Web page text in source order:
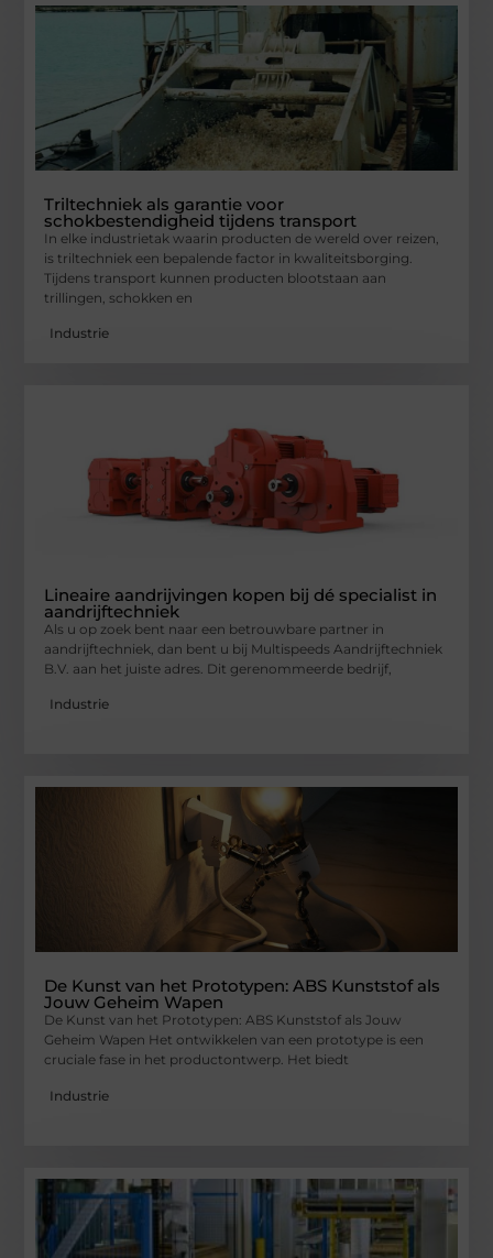
Triltechniek als garantie voor
schokbestendigheid tijdens transport
In elke industrietak waarin producten de wereld over reizen,
is triltechniek een bepalende factor in kwaliteitsborging.
Tijdens transport kunnen producten blootstaan aan
trillingen, schokken en
Industrie
Lineaire aandrijvingen kopen bij dé specialist in
aandrijftechniek
Als u op zoek bent naar een betrouwbare partner in
aandrijftechniek, dan bent u bij Multispeeds Aandrijftechniek
B.V. aan het juiste adres. Dit gerenommeerde bedrijf,
Industrie
De Kunst van het Prototypen: ABS Kunststof als
Jouw Geheim Wapen
De Kunst van het Prototypen: ABS Kunststof als Jouw
Geheim Wapen Het ontwikkelen van een prototype is een
cruciale fase in het productontwerp. Het biedt
Industrie